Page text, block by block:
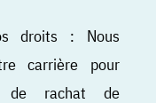
droits : Nous
carrière pour
de rachat de